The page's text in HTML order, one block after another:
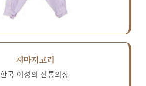
치마저고리
한국 여성의 전통의상